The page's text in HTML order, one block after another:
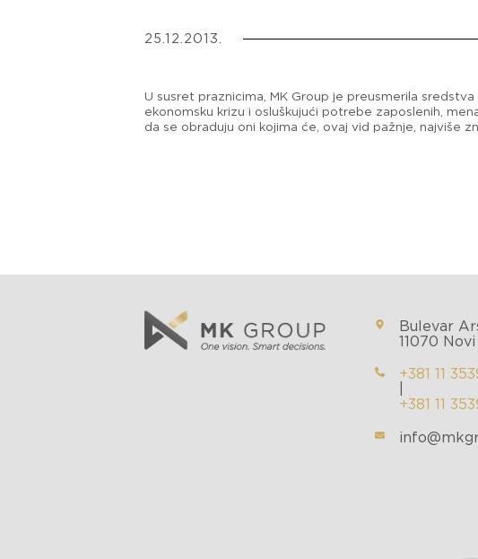
25.12.2013.
U susret praznicima, MK Group je preusmerila
ekonomsku krizu i osluškujući potrebe zaposlenih,
da se obraduju oni kojima će, ovaj vid pažnje, najviše
Bulevar
11070
+381 11
+381 11